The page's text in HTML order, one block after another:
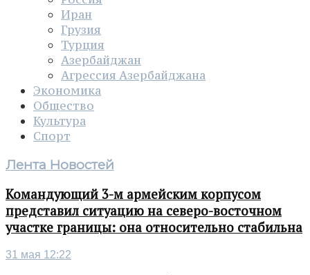
Иран
Грузия
Турция
Азербайджан
Агрессия Азербайджана
Экономика
Общество
Культура
Спорт
Лента Новостей
Командующий 3-м армейским корпусом
представил ситуацию на северо-восточном
участке границы: она относительно стабильна
31 мая 12:22